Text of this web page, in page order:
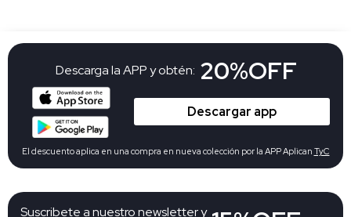
Suscribete a nuestro newsletter y
Descarga la APP y obtén: 20%OFF
Descargar app
El descuento aplica en una compra en nueva colección por la APP Aplican TyC